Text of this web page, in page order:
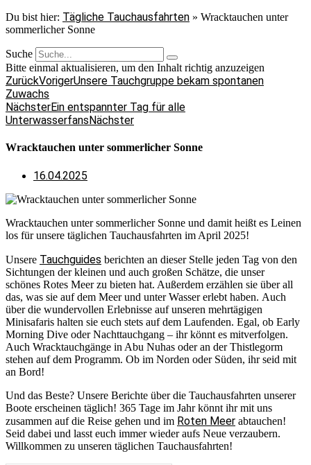
Du bist hier: Tägliche Tauchausfahrten » Wracktauchen unter
sommerlicher Sonne
Suche
Bitte einmal aktualisieren, um den Inhalt richtig anzuzeigen
ZurückVorigerUnsere Tauchgruppe bekam spontanen
Zuwachs
NächsterEin entspannter Tag für alle
UnterwasserfansNächster
Wracktauchen unter sommerlicher Sonne
16.04.2025
Wracktauchen unter sommerlicher Sonne und damit heißt es Leinen
los für unsere täglichen Tauchausfahrten im April 2025!
Unsere Tauchguides berichten an dieser Stelle jeden Tag von den
Sichtungen der kleinen und auch großen Schätze, die unser
schönes Rotes Meer zu bieten hat. Außerdem erzählen sie über all
das, was sie auf dem Meer und unter Wasser erlebt haben. Auch
über die wundervollen Erlebnisse auf unseren mehrtägigen
Minisafaris halten sie euch stets auf dem Laufenden. Egal, ob Early
Morning Dive oder Nachttauchgang – ihr könnt es mitverfolgen.
Auch Wracktauchgänge in Abu Nuhas oder an der Thistlegorm
stehen auf dem Programm. Ob im Norden oder Süden, ihr seid mit
an Bord!
Und das Beste? Unsere Berichte über die Tauchausfahrten unserer
Boote erscheinen täglich! 365 Tage im Jahr könnt ihr mit uns
zusammen auf die Reise gehen und im Roten Meer abtauchen!
Seid dabei und lasst euch immer wieder aufs Neue verzaubern.
Willkommen zu unseren täglichen Tauchausfahrten!